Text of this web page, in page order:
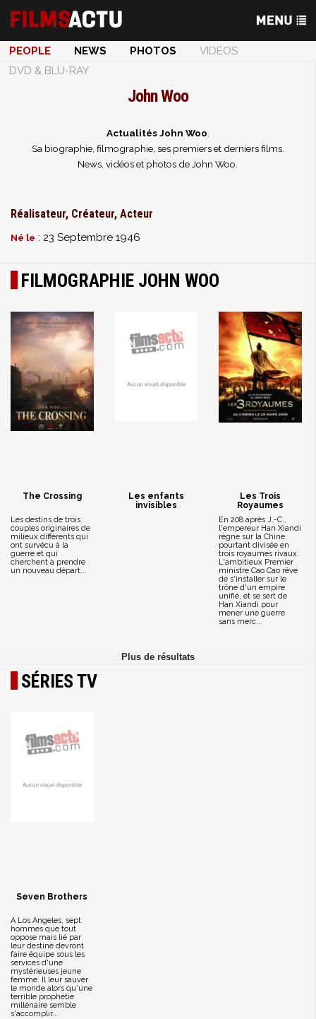
PEOPLE NEWS PHOTOS
VIDÉOS
DVD & BLU-RAY
John Woo
Actualités John Woo
Sa biographie, filmographie, ses premiers et derniers films.
News, vidéos et photos de John Woo.
Réalisateur, Créateur, Acteur
Né le : 23 Septembre 1946
FILMOGRAPHIE JOHN WOO
The Crossing
Les destins de trois
couples originaires de
milieux différents qui
ont survécu à la
guerre et qui
cherchent à prendre
un nouveau départ...
Les enfants
invisibles
Les Trois
Royaumes
En 208 après J.-C.,
l'empereur Han Xiandi
règne sur la Chine
pourtant divisée en
trois royaumes rivaux.
L'ambitieux Premier
ministre Cao Cao rêve
de s'installer sur le
trône d'un empire
unifié, et se sert de
Han Xiandi pour
mener une guerre
sans merc...
SÉRIES TV
Seven Brothers
A Los Angeles, sept
hommes que tout
oppose mais lié par
leur destiné devront
faire équipe sous les
services d'une
mystérieuses jeune
femme. Il leur sauver
le monde alors qu'une
terrible prophétie
millénaire semble
s'accomplir...